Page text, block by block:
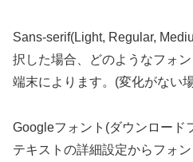
Sans-serif(Light, Regular,
択した場合、どのようなフォ
端末によります。(変化がない
Googleフォント(ダウンロード
テキストの詳細設定からフォ